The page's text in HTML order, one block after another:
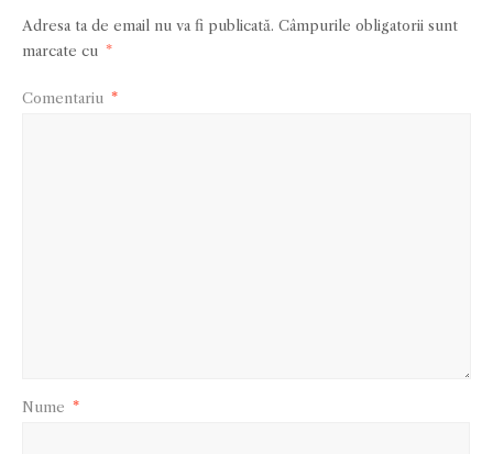
Adresa ta de email nu va fi publicată. Câmpurile obligatorii sunt
marcate cu *
Comentariu *
Nume *